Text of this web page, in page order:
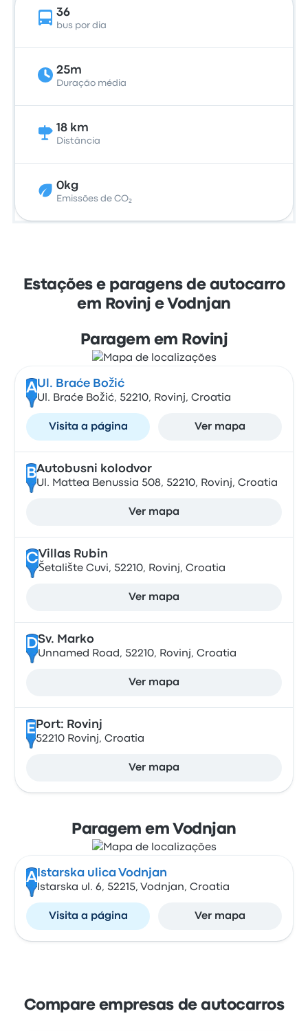
36
bus por dia
25m
Duração média
18 km
Distância
0kg
Emissões de CO₂
Estações e paragens de autocarro
em Rovinj e Vodnjan
Paragem em Rovinj
AUl. Braće Božić
Ul. Braće Božić, 52210, Rovinj, Croatia
Visita a página Ver mapa
BAutobusni kolodvor
Ul. Mattea Benussia 508, 52210, Rovinj, Croatia
Ver mapa
CVillas Rubin
Šetalište Cuvi, 52210, Rovinj, Croatia
Ver mapa
DSv. Marko
Unnamed Road, 52210, Rovinj, Croatia
Ver mapa
E Port: Rovinj
52210 Rovinj, Croatia
Ver mapa
Paragem em Vodnjan
A Istarska ulica Vodnjan
Istarska ul. 6, 52215, Vodnjan, Croatia
Visita a página Ver mapa
Compare empresas de autocarros